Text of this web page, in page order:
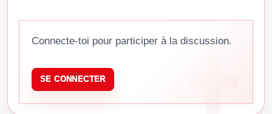
Connecte-toi pour participer à la discussion.
SE CONNECTER